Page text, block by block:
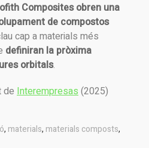
Composites obren una
de compostos
cap a materials més
definiran la pròxima
orbitals.
de Interempresas(2025)
, materials, materials composts,